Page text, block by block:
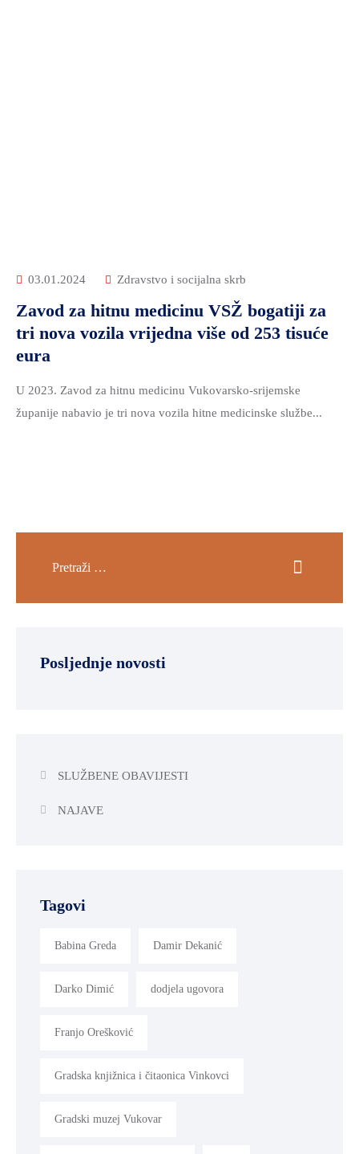
03.01.2024 Zdravstvo i socijalna skrb
Zavod za hitnu medicinu VSŽ bogatiji za
tri nova vozila vrijedna više od 253 tisuće
eura
U 2023. Zavod za hitnu medicinu Vukovarsko-srijemske
županije nabavio je tri nova vozila hitne medicinske službe...
Posljednje novosti
SLUŽBENE OBAVIJESTI
NAJAVE
Tagovi
Babina Greda Damir Dekanić
Darko Dimić dodjela ugovora
Franjo Orešković
Gradska knjižnica i čitaonica Vinkovci
Gradski muzej Vukovar